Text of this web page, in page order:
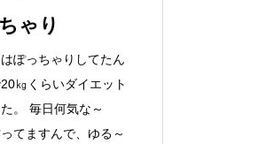
ゃり
ぽっちゃりしてたん
㎏くらいダイエット
。 毎日何気な～
てますんで、ゆる～